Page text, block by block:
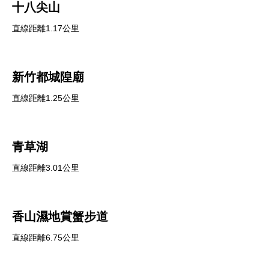
十八尖山
直線距離1.17公里
新竹都城隍廟
直線距離1.25公里
青草湖
直線距離3.01公里
香山濕地賞蟹步道
直線距離6.75公里